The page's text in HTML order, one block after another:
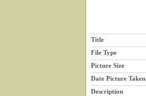
Title
File Type
Picture Size
Date Picture Taken
Description